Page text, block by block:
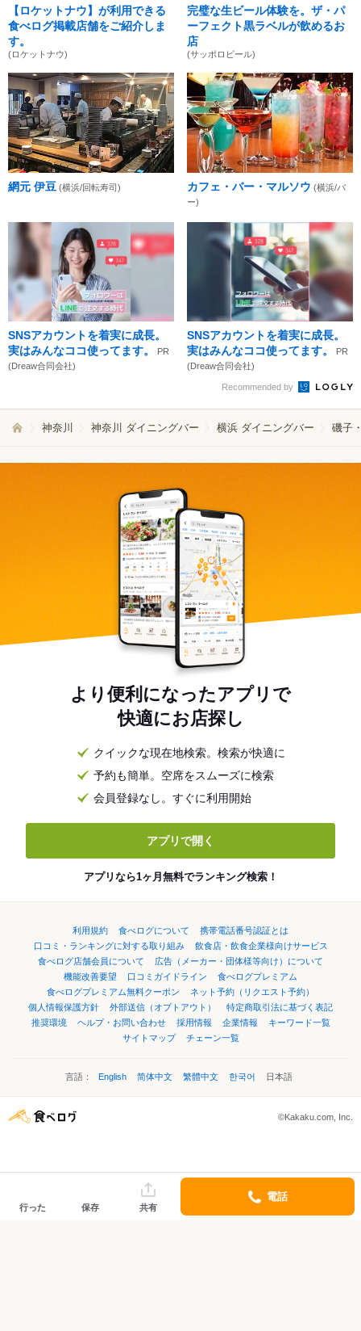
【ロケットナウ】が利用できる
食べログ掲載店舗をご紹介しま
す。
(ロケットナウ)
完璧な生ビール体験を。ザ・パ
ーフェクト黒ラベルが飲めるお
店
(サッポロビール)
網元 伊豆 (横浜/回転寿司) カフェ・バー・マルソウ (横浜/バ
ー)
SNSアカウントを着実に成長。
実はみんなココ使ってます。
PR
(Dreaw合同会社)
SNSアカウントを着実に成長。
実はみんなココ使ってます。
PR
(Dreaw合同会社)
Recommended by
神奈川 神奈川 ダイニングバー 横浜 ダイニングバー 磯子
より便利になったアプリで
快適にお店探し
クイックな現在地検索。検索が快適に
予約も簡単。空席をスムーズに検索
会員登録なし。すぐに利用開始
アプリで開く
アプリなら1ヶ月無料でランキング検索！
利用規約 食べログについて
携帯電話番号認証とは
口コミ・ランキングに対する取り組み
飲食店・飲食企業様向けサービス
食べログ店舗会員について
広告（メーカー・団体様等向け）について
機能改善要望
口コミガイドライン
食べログプレミアム
食べログプレミアム無料クーポン
ネット予約（リクエスト予約）
個人情報保護方針
外部送信（オプトアウト）
特定商取引法に基づく表記
推奨環境
ヘルプ・お問い合わせ 採用情報 企業情報
キーワード一覧
サイトマップ
チェーン一覧
言語： English 简体中文 繁體中文 한국어 日本語
©Kakaku.com, Inc.
行った 保存 共有
電話